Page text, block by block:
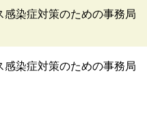
感染症対策のための事務局
感染症対策のための事務局